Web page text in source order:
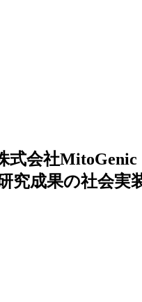
式会社
成果の社会実